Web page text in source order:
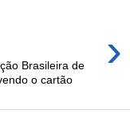
›
Brasileira de
o cartão